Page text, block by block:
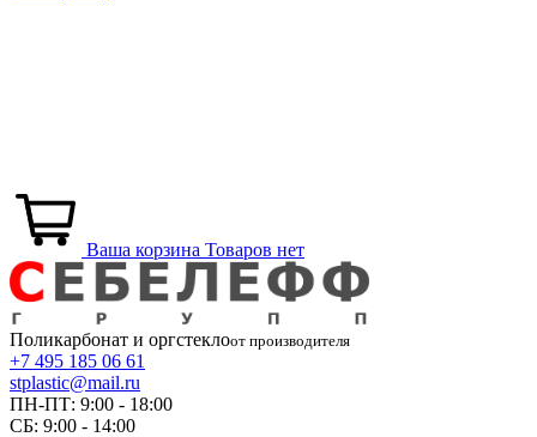
Ваша корзина Товаров нет
Поликарбонат и оргстеклоот производителя
+7 495 185 06 61
stplastic@mail.ru
ПН-ПТ: 9:00 - 18:00
СБ: 9:00 - 14:00